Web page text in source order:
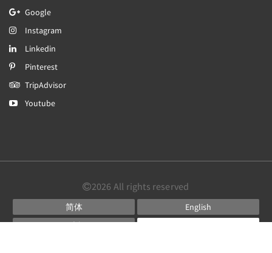
Google
Instagram
Linkedin
Pinterest
TripAdvisor
Youtube
2026 All rights reserved
简体
English
日本語